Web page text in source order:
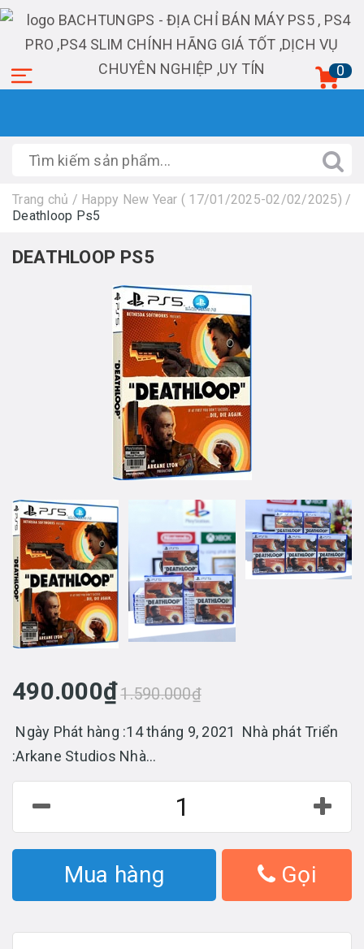
0
Trang chủ / Happy New Year ( 17/01/2025-02/02/2025) /
Deathloop Ps5
DEATHLOOP PS5
490.000₫1.590.000₫
Ngày Phát hàng :14 tháng 9, 2021 Nhà phát Triển
:Arkane Studios Nhà...
Mua hàng Gọi